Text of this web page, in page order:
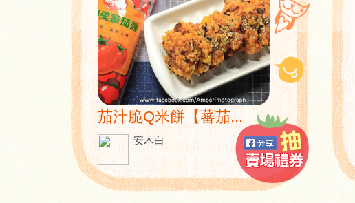
茄汁脆Q米餅【蕃茄...
安木白